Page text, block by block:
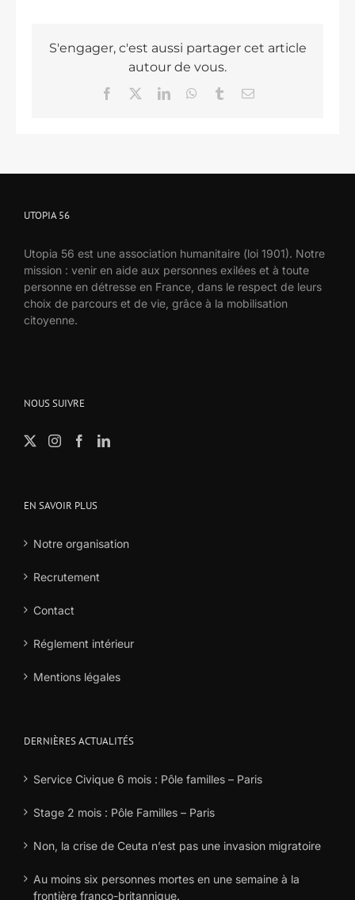
S'engager, c'est aussi partager cet article
autour de vous.
Facebook LinkedInWhatsAppTumblrEmail
UTOPIA 56
Utopia 56 est une association humanitaire (loi 1901). Notre
mission : venir en aide aux personnes exilées et à toute
personne en détresse en France, dans le respect de leurs
choix de parcours et de vie, grâce à la mobilisation
citoyenne.
NOUS SUIVRE
EN SAVOIR PLUS
Notre organisation
Recrutement
Contact
Réglement intérieur
Mentions légales
DERNIÈRES ACTUALITÉS
Service Civique 6 mois : Pôle familles – Paris
Stage 2 mois : Pôle Familles – Paris
Non, la crise de Ceuta n’est pas une invasion migratoire
Au moins six personnes mortes en une semaine à la
frontière franco-britannique.